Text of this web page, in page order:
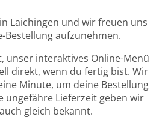
Laichingen und wir freuen uns
Bestellung aufzunehmen.
unser interaktives Online-Menü
direkt, wenn du fertig bist. Wir
Minute, um deine Bestellung
ungefähre Lieferzeit geben wir
gleich bekannt.